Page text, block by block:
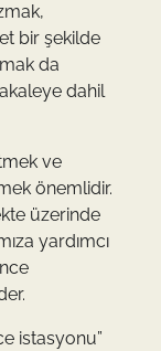
bir şekilde
da
dahil
ve
önemlidir.
üzerinde
yardımcı
istasyonu”